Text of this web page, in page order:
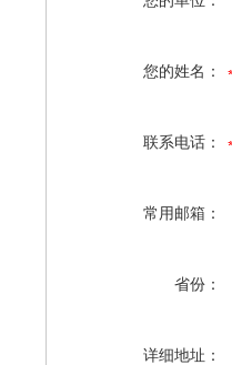
您的姓名：
联系电话：
常用邮箱：
省份：
详细地址：